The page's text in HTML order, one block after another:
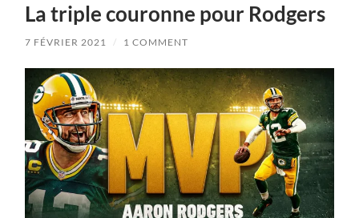
La triple couronne pour Rodgers
7 FÉVRIER 2021 / 1 COMMENT